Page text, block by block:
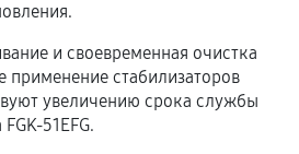
не действует
эксплуатации,
попадание влаги,
и своевременная очистка
применение стабилизаторов
увеличению срока службы
51EFG.